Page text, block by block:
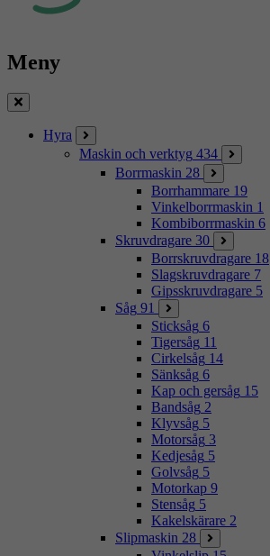
Meny
Stäng
Hyra
Maskin och verktyg 434
Borrmaskin 28
Borrhammare 19
Vinkelborrmaskin 1
Kombiborrmaskin 6
Skruvdragare 30
Borrskruvdragare 18
Slagskruvdragare 7
Gipsskruvdragare 5
Såg 91
Sticksåg 6
Tigersåg 11
Cirkelsåg 14
Sänksåg 6
Kap och gersåg 15
Bandsåg 2
Klyvsåg 5
Motorsåg 3
Kedjesåg 5
Golvsåg 5
Motorkap 9
Stensåg 5
Kakelskärare 2
Slipmaskin 28